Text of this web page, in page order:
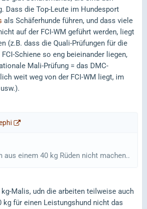
Dass die Top-Leute im Hundesport
als Schäferhunde führen, und dass viele
auf der FCI-WM geführt werden, liegt
(z.B. dass die Quali-Prüfungen für die
Schiene so eng beieinander liegen,
Mali-Prüfung = das DMC-
weit weg von der FCI-WM liegt, im
aus einem 40 kg Rüden nicht machen..
kg-Malis, udn die arbeiten teilweise auch
für einen Leistungshund nicht das